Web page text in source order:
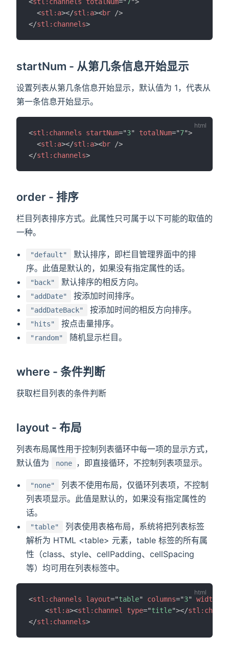
<stl: a></stl: a><br
/>
</stl: channels>
startNum - 从第几条信息开始显示
设置列表从第几条信息开始显示，默认值为 1，代表从
第一条信息开始显示。
<stl: channels startNum="3" totalNum="7">
<stl: a></stl: a><br
/>
</stl: channels>
order - 排序
栏目列表排序方式。此属性只可属于以下可能的取值的
一种。
"default"
默认排序，即栏目管理界面中的排
序。此值是默认的，如果没有指定属性的话。
"back" 默认排序的相反方向。
"addDate" 按添加时间排序。
"addDateBack" 按添加时间的相反方向排序。
"hits" 按点击量排序。
"random" 随机显示栏目。
where - 条件判断
获取栏目列表的条件判断
layout - 布局
列表布局属性用于控制列表循环中每一项的显示方式，
默认值为
none ，即直接循环，不控制列表项显示。
"none"
列表不使用布局，仅循环列表项，不控制
列表项显示。此值是默认的，如果没有指定属性的
话。
"table"
列表使用表格布局，系统将把列表标签
解析为 HTML <table> 元素，table 标签的所有属
性（class、style、cellPadding、cellSpacing
等）均可用在列表标签中。
<stl: channels layout="table" columns="3" width
<stl: a><stl: channel type="title"></stl:
</stl: channels>